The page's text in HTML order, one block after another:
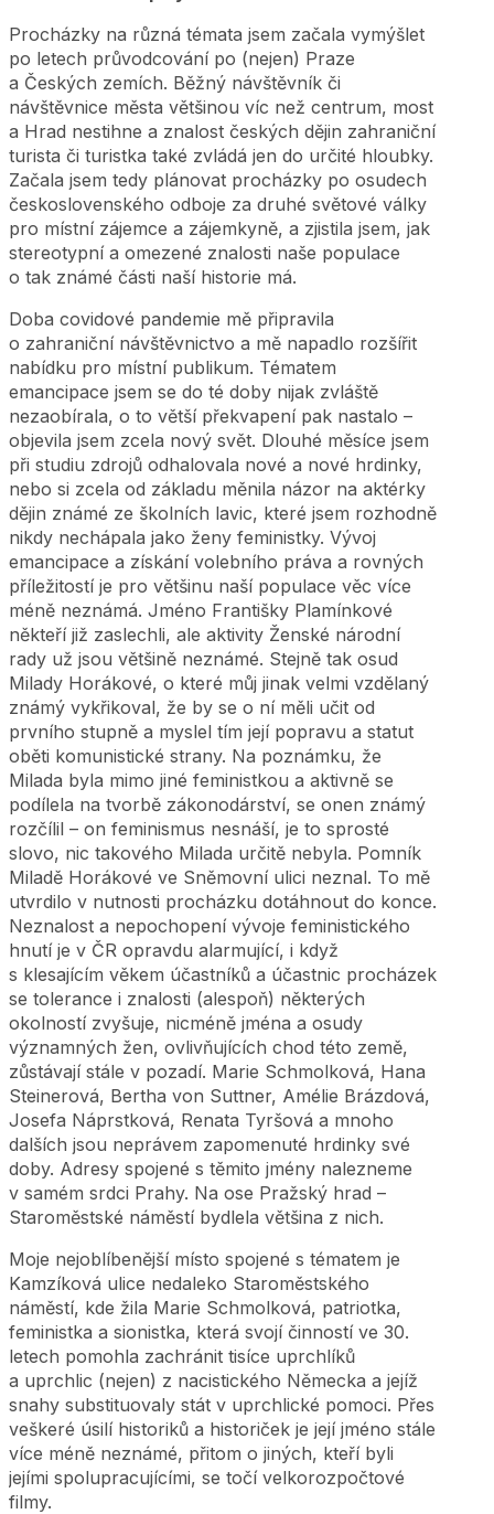
Procházky na různá témata jsem začala vymýšlet
po letech průvodcování po (nejen) Praze
a Českých zemích. Běžný návštěvník či
návštěvnice města většinou víc než centrum, most
a Hrad nestihne a znalost českých dějin zahraniční
turista či turistka také zvládá jen do určité hloubky.
Začala jsem tedy plánovat procházky po osudech
československého odboje za druhé světové války
pro místní zájemce a zájemkyně, a zjistila jsem, jak
stereotypní a omezené znalosti naše populace
o tak známé části naší historie má.
Doba covidové pandemie mě připravila
o zahraniční návštěvnictvo a mě napadlo rozšířit
nabídku pro místní publikum. Tématem
emancipace jsem se do té doby nijak zvláště
nezaobírala, o to větší překvapení pak nastalo –
objevila jsem zcela nový svět. Dlouhé měsíce jsem
při studiu zdrojů odhalovala nové a nové hrdinky,
nebo si zcela od základu měnila názor na aktérky
dějin známé ze školních lavic, které jsem rozhodně
nikdy nechápala jako ženy feministky. Vývoj
emancipace a získání volebního práva a rovných
příležitostí je pro většinu naší populace věc více
méně neznámá. Jméno Františky Plamínkové
někteří již zaslechli, ale aktivity Ženské národní
rady už jsou většině neznámé. Stejně tak osud
Milady Horákové, o které můj jinak velmi vzdělaný
známý vykřikoval, že by se o ní měli učit od
prvního stupně a myslel tím její popravu a statut
oběti komunistické strany. Na poznámku, že
Milada byla mimo jiné feministkou a aktivně se
podílela na tvorbě zákonodárství, se onen známý
rozčílil – on feminismus nesnáší, je to sprosté
slovo, nic takového Milada určitě nebyla. Pomník
Miladě Horákové ve Sněmovní ulici neznal. To mě
utvrdilo v nutnosti procházku dotáhnout do konce.
Neznalost a nepochopení vývoje feministického
hnutí je v ČR opravdu alarmující, i když
s klesajícím věkem účastníků a účastnic procházek
se tolerance i znalosti (alespoň) některých
okolností zvyšuje, nicméně jména a osudy
významných žen, ovlivňujících chod této země,
zůstávají stále v pozadí. Marie Schmolková, Hana
Steinerová, Bertha von Suttner, Amélie Brázdová,
Josefa Náprstková, Renata Tyršová a mnoho
dalších jsou neprávem zapomenuté hrdinky své
doby. Adresy spojené s těmito jmény nalezneme
v samém srdci Prahy. Na ose Pražský hrad –
Staroměstské náměstí bydlela většina z nich.
Moje nejoblíbenější místo spojené s tématem je
Kamzíková ulice nedaleko Staroměstského
náměstí, kde žila Marie Schmolková, patriotka,
feministka a sionistka, která svojí činností ve 30.
letech pomohla zachránit tisíce uprchlíků
a uprchlic (nejen) z nacistického Německa a jejíž
snahy substituovaly stát v uprchlické pomoci. Přes
veškeré úsilí historiků a historiček je její jméno stále
více méně neznámé, přitom o jiných, kteří byli
jejími spolupracujícími, se točí velkorozpočtové
filmy.